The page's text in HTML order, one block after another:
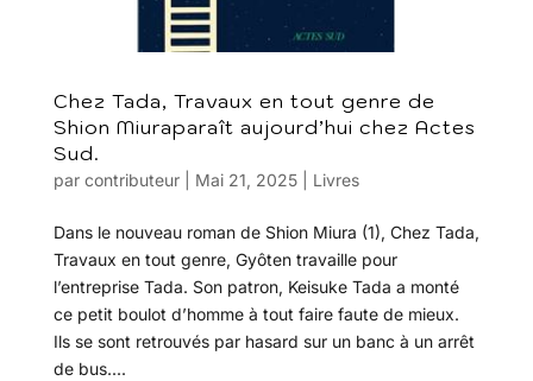
Chez Tada, Travaux en tout genre de
Shion Miuraparaît aujourd’hui chez Actes
Sud.
par contributeur| Mai 21, 2025| Livres
Dans le nouveau roman de Shion Miura (1), Chez Tada,
Travaux en tout genre, Gyôten travaille pour
l’entreprise Tada. Son patron, Keisuke Tada a monté
ce petit boulot d’homme à tout faire faute de mieux.
Ils se sont retrouvés par hasard sur un banc à un arrêt
de bus....